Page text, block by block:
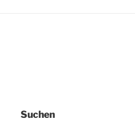
Suchen